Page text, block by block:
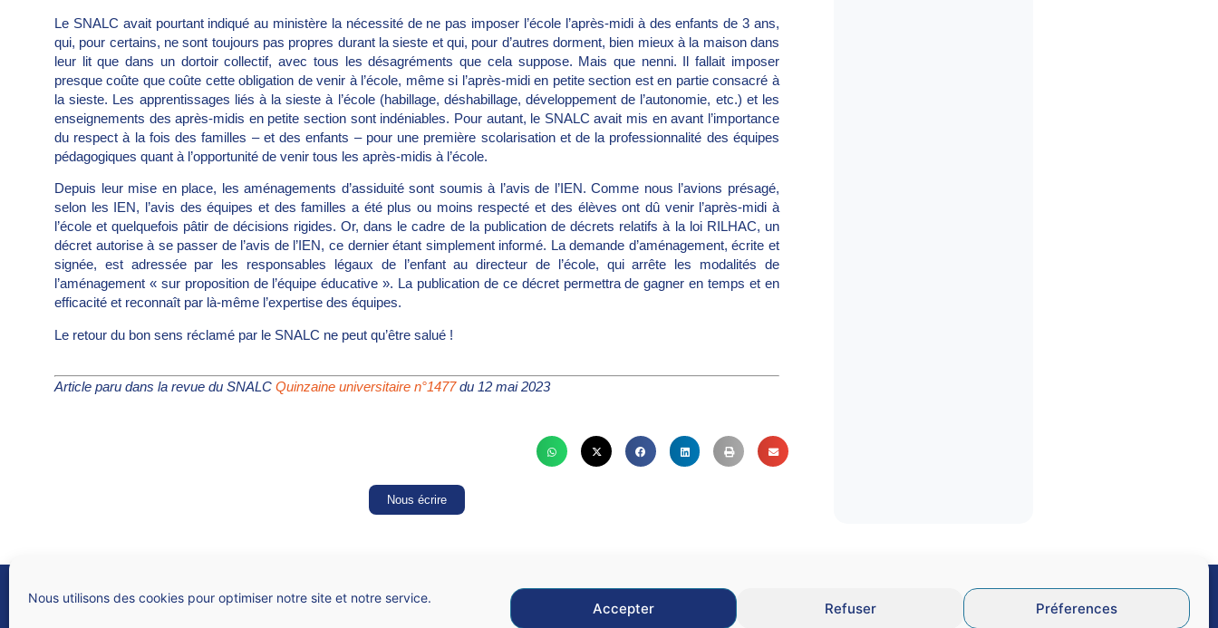
Nous utilisons des cookies pour optimiser notre site et notre service.
Accepter Refuser Préferences
Le SNALC avait pourtant indiqué au ministère la nécessité de ne pas imposer l’école l’après-midi à des enfants de 3 ans,
qui, pour certains, ne sont toujours pas propres durant la sieste et qui, pour d’autres dorment, bien mieux à la maison dans
leur lit que dans un dortoir collectif, avec tous les désagréments que cela suppose. Mais que nenni. Il fallait imposer
presque coûte que coûte cette obligation de venir à l’école, même si l’après-midi en petite section est en partie consacré à
la sieste. Les apprentissages liés à la sieste à l’école (habillage, déshabillage, développement de l’autonomie, etc.) et les
enseignements des après-midis en petite section sont indéniables. Pour autant, le SNALC avait mis en avant l’importance
du respect à la fois des familles – et des enfants – pour une première scolarisation et de la professionnalité des équipes
pédagogiques quant à l’opportunité de venir tous les après-midis à l’école.
Depuis leur mise en place, les aménagements d’assiduité sont soumis à l’avis de l’IEN. Comme nous l’avions présagé,
selon les IEN, l’avis des équipes et des familles a été plus ou moins respecté et des élèves ont dû venir l’après-midi à
l’école et quelquefois pâtir de décisions rigides. Or, dans le cadre de la publication de décrets relatifs à la loi RILHAC, un
décret autorise à se passer de l’avis de l’IEN, ce dernier étant simplement informé. La demande d’aménagement, écrite et
signée, est adressée par les responsables légaux de l’enfant au directeur de l’école, qui arrête les modalités de
l’aménagement « sur proposition de l’équipe éducative ». La publication de ce décret permettra de gagner en temps et en
efficacité et reconnaît par là-même l’expertise des équipes.
Le retour du bon sens réclamé par le SNALC ne peut qu’être salué !
Article paru dans la revue du SNALC Quinzaine universitaire n°1477du 12 mai 2023
Nous écrire
Syndicat national des lycées, collèges, écoles et du supérieur
4 rue de Trévise – 75009 PARIS